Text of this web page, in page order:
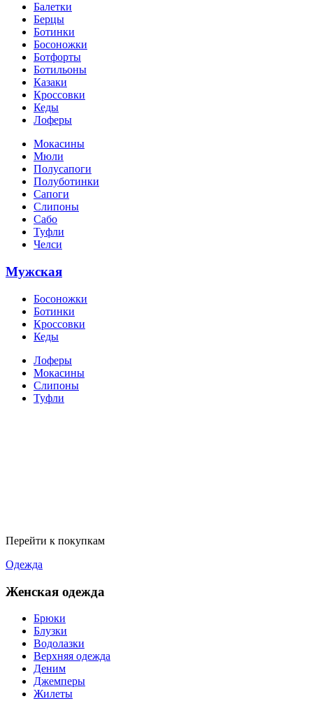
Балетки
Берцы
Ботинки
Босоножки
Ботфорты
Ботильоны
Казаки
Кроссовки
Кеды
Лоферы
Мокасины
Мюли
Полусапоги
Полуботинки
Сапоги
Слипоны
Сабо
Туфли
Челси
Мужская
Босоножки
Ботинки
Кроссовки
Кеды
Лоферы
Мокасины
Слипоны
Туфли
Перейти к покупкам
Одежда
Женская одежда
Брюки
Блузки
Водолазки
Верхняя одежда
Деним
Джемперы
Жилеты